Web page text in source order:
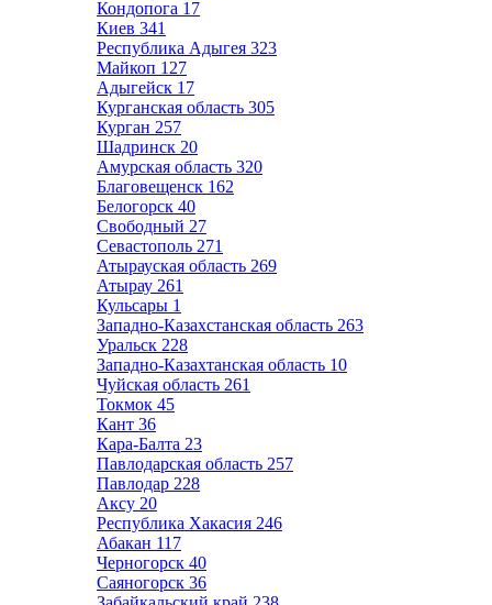
Кондопога 17
Киев 341
Республика Адыгея 323
Майкоп 127
Адыгейск 17
Курганская область 305
Курган 257
Шадринск 20
Амурская область 320
Благовещенск 162
Белогорск 40
Свободный 27
Севастополь 271
Атырауская область 269
Атырау 261
Кульсары 1
Западно-Казахстанская область 263
Уральск 228
Западно-Казахтанская область 10
Чуйская область 261
Токмок 45
Кант 36
Кара-Балта 23
Павлодарская область 257
Павлодар 228
Аксу 20
Республика Хакасия 246
Абакан 117
Черногорск 40
Саяногорск 36